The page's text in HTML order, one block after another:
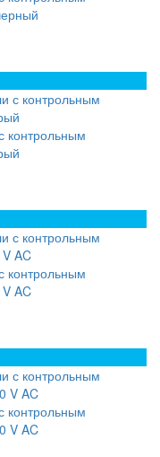
контрольным
контрольным
AC
контрольным
V AC